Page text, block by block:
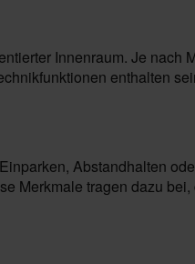
Innenraum. Je nach
enthalten
Abstandhalten
Merkmale tragen dazu